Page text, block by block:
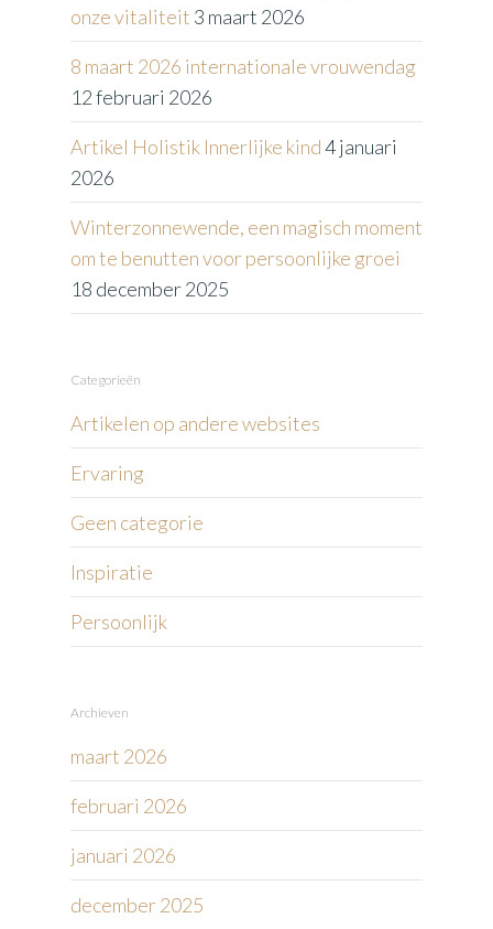
onze vitaliteit 3 maart 2026
8 maart 2026 internationale vrouwendag
12 februari 2026
Artikel Holistik Innerlijke kind4 januari
2026
Winterzonnewende, een magisch moment
om te benutten voor persoonlijke groei
18 december 2025
Categorieën
Artikelen op andere websites
Ervaring
Geen categorie
Inspiratie
Persoonlijk
Archieven
maart 2026
februari 2026
januari 2026
december 2025